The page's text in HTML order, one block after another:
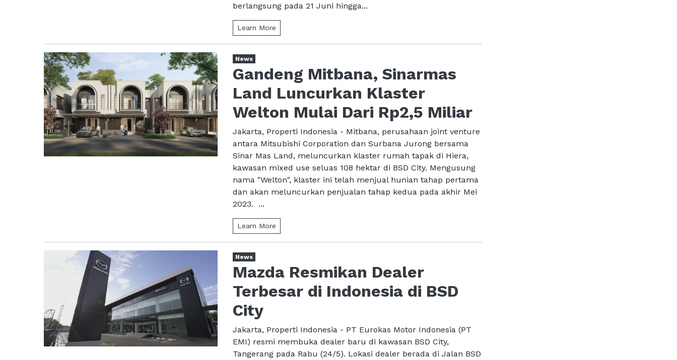
berlangsung pada 21 Juni hingga...
Learn More
News
Gandeng Mitbana, Sinarmas
Land Luncurkan Klaster
Welton Mulai Dari Rp2,5 Miliar
Jakarta, Properti Indonesia - Mitbana, perusahaan joint venture
antara Mitsubishi Corporation dan Surbana Jurong bersama
Sinar Mas Land, meluncurkan klaster rumah tapak di Hiera,
kawasan mixed use seluas 108 hektar di BSD City. Mengusung
nama "Welton", klaster ini telah menjual hunian tahap pertama
dan akan meluncurkan penjualan tahap kedua pada akhir Mei
2023. ...
Learn More
News
Mazda Resmikan Dealer
Terbesar di Indonesia di BSD
City
Jakarta, Properti Indonesia - PT Eurokas Motor Indonesia (PT
EMI) resmi membuka dealer baru di kawasan BSD City,
Tangerang pada Rabu (24/5). Lokasi dealer berada di Jalan BSD